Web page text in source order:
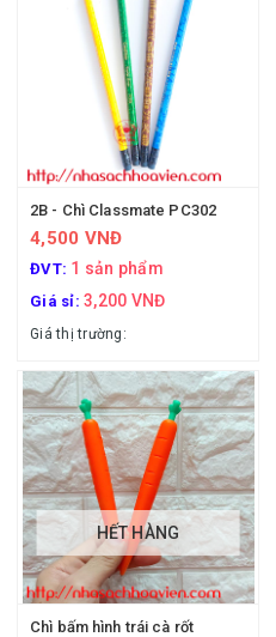
2B - Chì Classmate PC302
4,500 VNĐ
ĐVT: 1 sản phẩm
Giá sỉ: 3,200 VNĐ
Giá thị trường:
HẾT HÀNG
Chì bấm hình trái cà rốt